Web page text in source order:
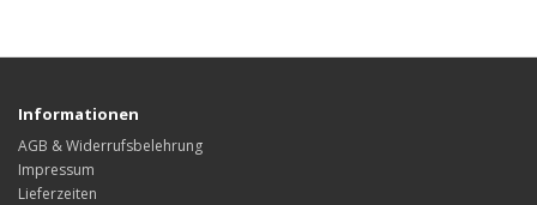
Informationen
AGB & Widerrufsbelehrung
Impressum
Lieferzeiten